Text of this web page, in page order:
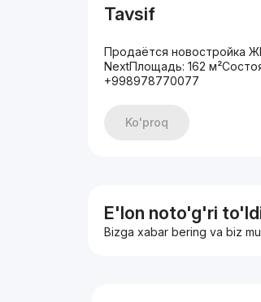
Tavsif
Продаётся новостройка
NextПлощадь: 162
+998978770077
Ko'proq
E'lon noto'g'ri
Bizga xabar bering va biz